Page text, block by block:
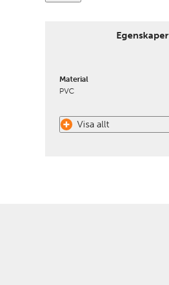
Egenskaper
Material
PVC
Visa allt